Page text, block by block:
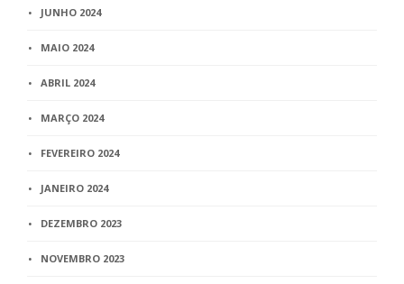
JUNHO 2024
MAIO 2024
ABRIL 2024
MARÇO 2024
FEVEREIRO 2024
JANEIRO 2024
DEZEMBRO 2023
NOVEMBRO 2023